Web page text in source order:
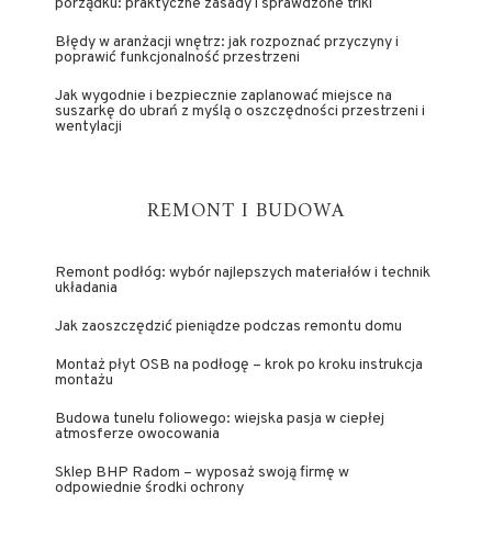
Błędy w aranżacji wnętrz: jak rozpoznać przyczyny i
poprawić funkcjonalność przestrzeni
Jak wygodnie i bezpiecznie zaplanować miejsce na
suszarkę do ubrań z myślą o oszczędności przestrzeni i
wentylacji
REMONT I BUDOWA
Remont podłóg: wybór najlepszych materiałów i technik
układania
Jak zaoszczędzić pieniądze podczas remontu domu
Montaż płyt OSB na podłogę – krok po kroku instrukcja
montażu
Budowa tunelu foliowego: wiejska pasja w ciepłej
atmosferze owocowania
Sklep BHP Radom – wyposaż swoją firmę w
odpowiednie środki ochrony